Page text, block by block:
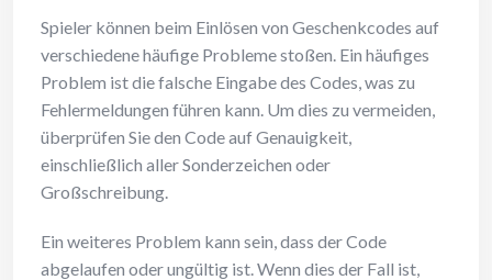
Spieler können beim Einlösen von Geschenkcodes auf
verschiedene häufige Probleme stoßen. Ein häufiges
Problem ist die falsche Eingabe des Codes, was zu
Fehlermeldungen führen kann. Um dies zu vermeiden,
überprüfen Sie den Code auf Genauigkeit,
einschließlich aller Sonderzeichen oder
Großschreibung.
Ein weiteres Problem kann sein, dass der Code
abgelaufen oder ungültig ist. Wenn dies der Fall ist,